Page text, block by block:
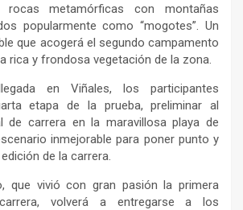
rocas metamórficas con montañas
popularmente como “mogotes”. Un
que acogerá el segundo campamento
rica y frondosa vegetación de la zona.
en Viñales, los participantes
etapa de la prueba, preliminar al
de carrera en la maravillosa playa de
inmejorable para poner punto y
de la carrera.
que vivió con gran pasión la primera
volverá a entregarse a los